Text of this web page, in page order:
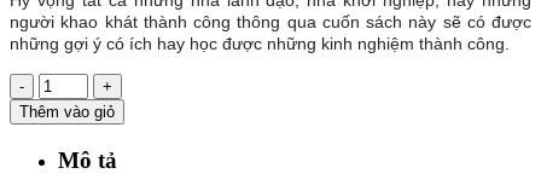
người khao khát thành công thông qua cuốn sách này sẽ có được
những gợi ý có ích hay học được những kinh nghiệm thành công.
-
+
Thêm vào giỏ
Mô tả